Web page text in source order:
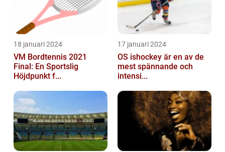
18 januari 2024
VM Bordtennis 2021
Final: En Sportslig
Höjdpunkt f...
17 januari 2024
OS ishockey är en av de
mest spännande och
intensi...